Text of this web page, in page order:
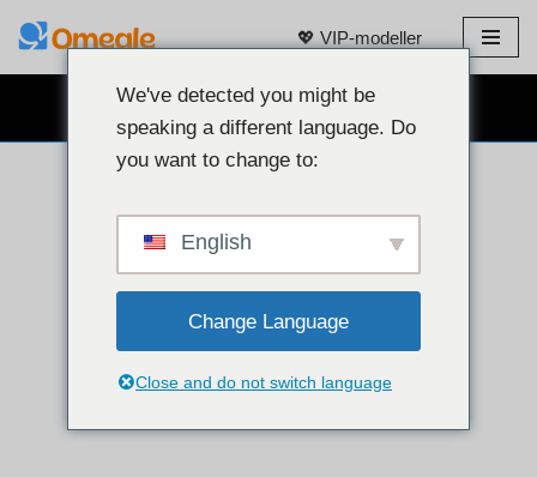
💖 VIP-modeller
GRATIS WEBBKAMERACHATT 👉
We've detected you might be
speaking a different language. Do
you want to change to:
English
Change Language
Close and do not switch language